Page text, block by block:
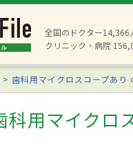
全国のドクター14,366
クリニック・病院
歯科用マイクロスコープあり
科用マイクロ